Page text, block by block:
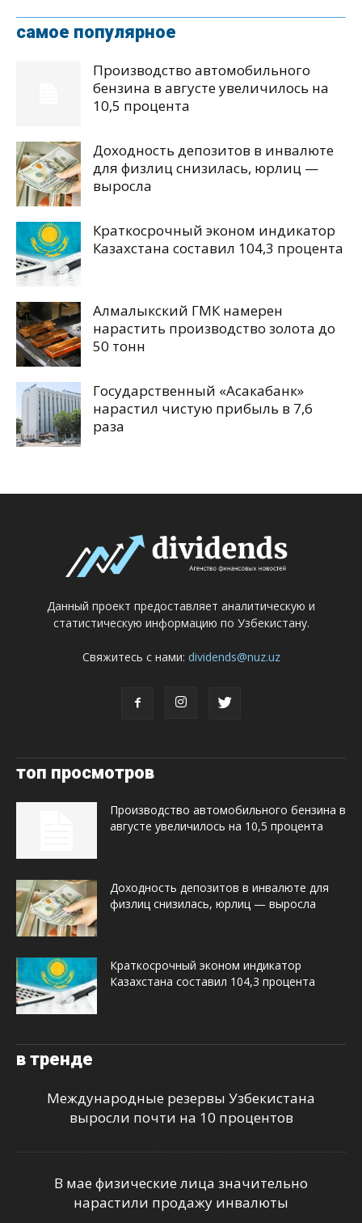
самое популярное
Производство автомобильного
бензина в августе увеличилось на
10,5 процента
Доходность депозитов в инвалюте
для физлиц снизилась, юрлиц —
выросла
Краткосрочный эконом индикатор
Казахстана составил 104,3 процента
Алмалыкский ГМК намерен
нарастить производство золота до
50 тонн
Государственный «Асакабанк»
нарастил чистую прибыль в 7,6
раза
Данный проект предоставляет аналитическую и
статистическую информацию по Узбекистану.
Свяжитесь с нами: dividends@nuz.uz
топ просмотров
Производство автомобильного бензина в
августе увеличилось на 10,5 процента
Доходность депозитов в инвалюте для
физлиц снизилась, юрлиц — выросла
Краткосрочный эконом индикатор
Казахстана составил 104,3 процента
в тренде
Международные резервы Узбекистана
выросли почти на 10 процентов
В мае физические лица значительно
нарастили продажу инвалюты